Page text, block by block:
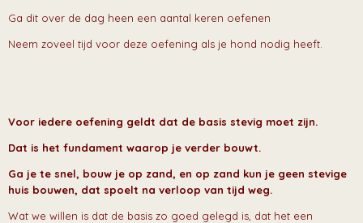
Ga dit over de dag heen een aantal keren oefenen
Neem zoveel tijd voor deze oefening als je hond nodig heeft.
Voor iedere oefening geldt dat de basis stevig moet zijn.
Dat is het fundament waarop je verder bouwt.
Ga je te snel, bouw je op zand, en op zand kun je geen stevige
huis bouwen, dat spoelt na verloop van tijd weg.
Wat we willen is dat de basis zo goed gelegd is, dat het een